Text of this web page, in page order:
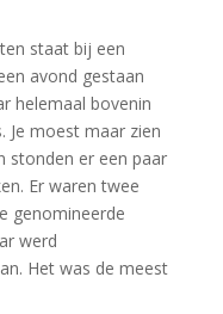
staat bij een
avond gestaan
helemaal bovenin
Je moest maar zien
stonden er een paar
Er waren twee
genomineerde
werd
Het was de meest